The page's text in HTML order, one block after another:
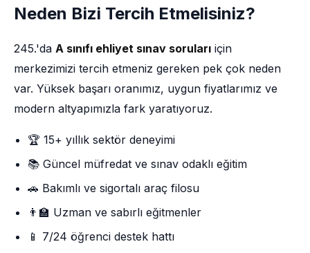
Neden Bizi Tercih Etmelisiniz?
245.'da A sınıfı ehliyet sınav soruları için
merkezimizi tercih etmeniz gereken pek çok neden
var. Yüksek başarı oranımız, uygun fiyatlarımız ve
modern altyapımızla fark yaratıyoruz.
🏆 15+ yıllık sektör deneyimi
📚 Güncel müfredat ve sınav odaklı eğitim
🚗 Bakımlı ve sigortalı araç filosu
👨‍🏫 Uzman ve sabırlı eğitmenler
📱 7/24 öğrenci destek hattı